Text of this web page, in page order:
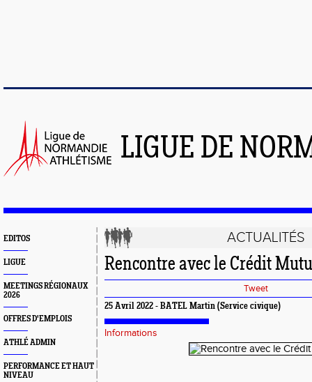
LIGUE DE
EDITOS
LIGUE
MEETINGS RÉGIONAUX
2026
OFFRES D'EMPLOIS
ATHLÉ ADMIN
PERFORMANCE ET HAUT
NIVEAU
ACTUALITÉS
Rencontre avec le Crédit
Tweet
25 Avril 2022 - BATEL Martin (Service civique)
Informations